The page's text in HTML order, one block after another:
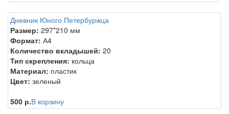
Дневник Юного Петербуржца
Размер: 297*210 мм
Формат: А4
Количество вкладышей: 20
Тип скрепления: кольца
Материал: пластик
Цвет: зеленый
500 р.В корзину